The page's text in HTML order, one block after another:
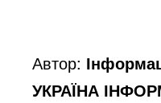
Автор:
УКРАЇНА